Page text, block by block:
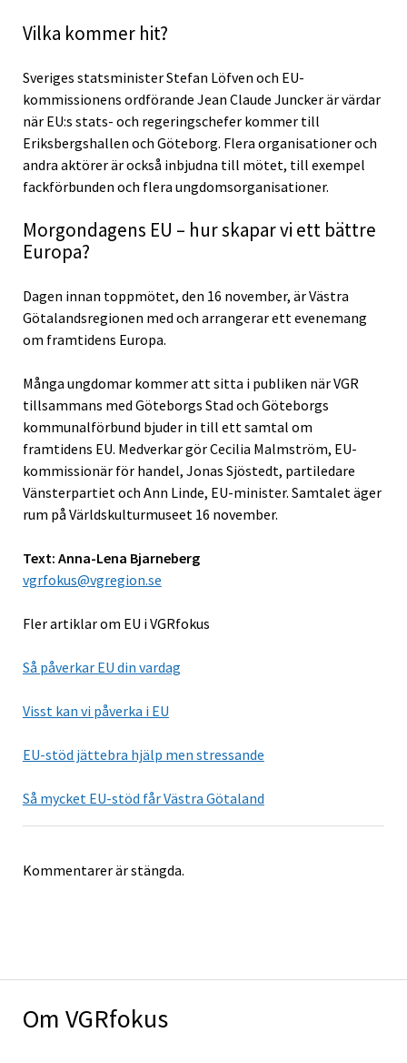
Om VGRfokus
Vilka kommer hit?
Sveriges statsminister Stefan Löfven och EU-
kommissionens ordförande Jean Claude Juncker är värdar
när EU:s stats- och regeringschefer kommer till
Eriksbergshallen och Göteborg. Flera organisationer och
andra aktörer är också inbjudna till mötet, till exempel
fackförbunden och flera ungdomsorganisationer.
Morgondagens EU – hur skapar vi ett bättre
Europa?
Dagen innan toppmötet, den 16 november, är Västra
Götalandsregionen med och arrangerar ett evenemang
om framtidens Europa.
Många ungdomar kommer att sitta i publiken när VGR
tillsammans med Göteborgs Stad och Göteborgs
kommunalförbund bjuder in till ett samtal om
framtidens EU. Medverkar gör Cecilia Malmström, EU-
kommissionär för handel, Jonas Sjöstedt, partiledare
Vänsterpartiet och Ann Linde, EU-minister. Samtalet äger
rum på Världskulturmuseet 16 november.
Text: Anna-Lena Bjarneberg
vgrfokus@vgregion.se
Fler artiklar om EU i VGRfokus
Så påverkar EU din vardag
Visst kan vi påverka i EU
EU-stöd jättebra hjälp men stressande
Så mycket EU-stöd får Västra Götaland
Kommentarer är stängda.